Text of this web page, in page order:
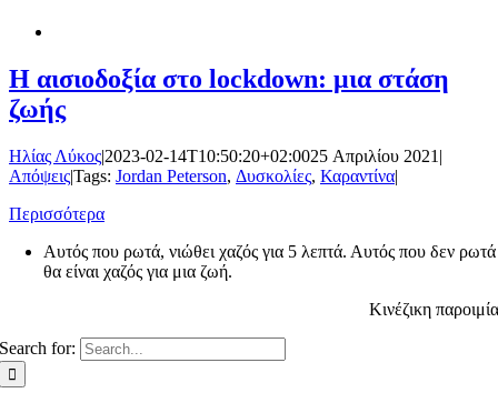
Η αισιοδοξία στο lockdown: μια στάση
ζωής
Ηλίας Λύκος|2023-02-14T10:50:20+02:0025 Απριλίου 2021 |
Απόψεις|Tags: Jordan Peterson, Δυσκολίες, Καραντίνα|
Περισσότερα
Αυτός που ρωτά, νιώθει χαζός για 5 λεπτά. Αυτός που δεν ρωτά
θα είναι χαζός για μια ζωή.
Κινέζικη παροιμία
Search for: